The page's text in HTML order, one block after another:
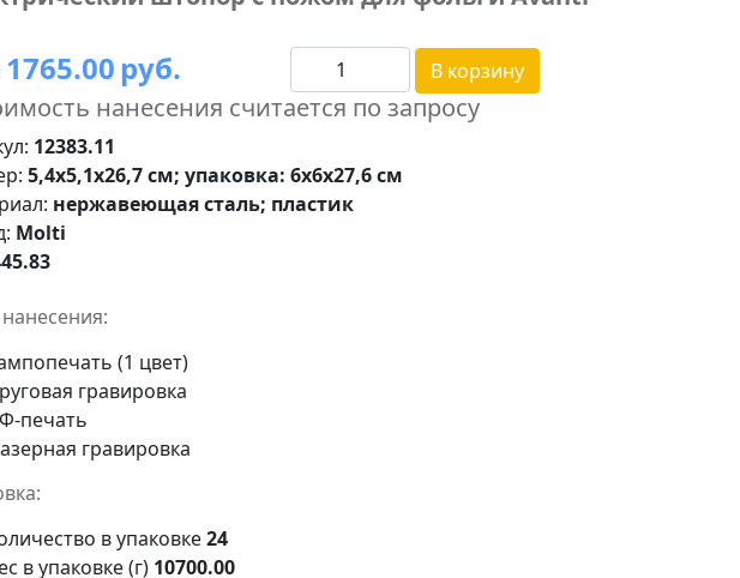
1765.00 руб. В корзину
нанесения считается по запросу
12383.11
5,4х5,1х26,7 см; упаковка: 6x6x27,6 см
нержавеющая сталь; пластик
Molti
(1 цвет)
гравировка
печать
гравировка
в упаковке24
в упаковке (г) 10700.00